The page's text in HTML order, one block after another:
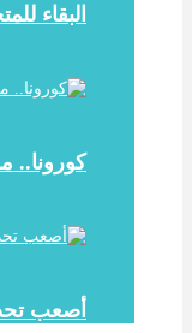
البقاء
كورونا..
أصعب